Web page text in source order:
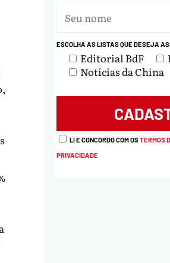
ESCOLHA AS LISTAS QUE DESEJA
Editorial BdF
Notícias da China
LI E CONCORDO COM OSTERMOS
PRIVACIDADE